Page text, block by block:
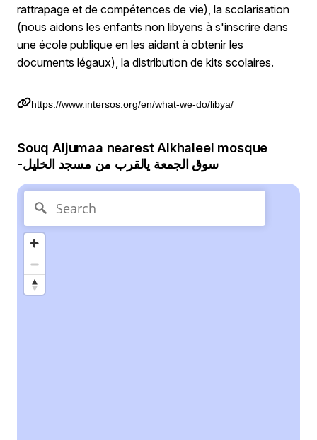
rattrapage et de compétences de vie), la scolarisation
(nous aidons les enfants non libyens à s'inscrire dans
une école publique en les aidant à obtenir les
documents légaux), la distribution de kits scolaires.
https://www.intersos.org/en/what-we-do/libya/
Souq Aljumaa nearest Alkhaleel mosque
-سوق الجمعة يالقرب من مسجد الخليل